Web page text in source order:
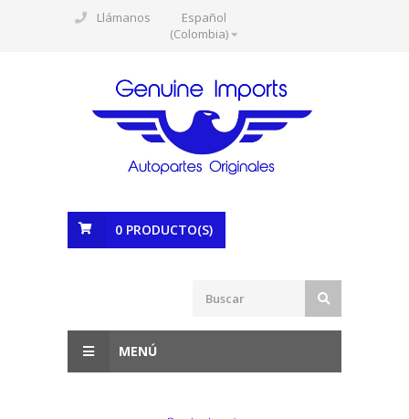
Llámanos
Español
(Colombia)
0 PRODUCTO(S)
MENÚ